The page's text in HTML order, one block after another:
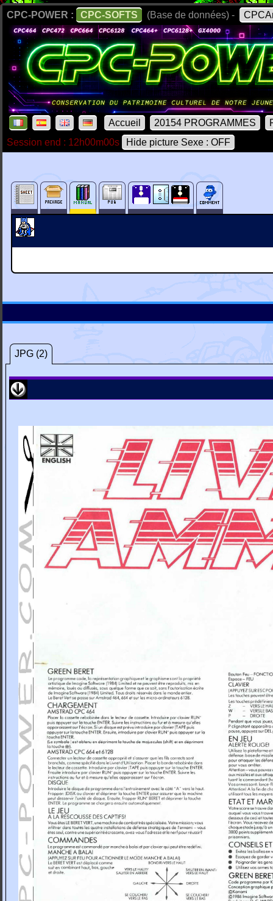
CPC-POWER : CPC-SOFTS (Base de données) -
Accueil 20154 PROGRAMMES
Session end : 12h00m00s
Hide picture Sexe : OFF
JPG (2)